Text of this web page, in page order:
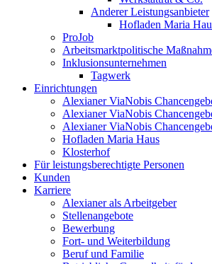
Anderer Leistungsanbieter
Hofladen Maria
ProJob
Arbeitsmarktpolitische
Inklusionsunternehmen
Tagwerk
Einrichtungen
Alexianer ViaNobis
Alexianer ViaNobis
Alexianer ViaNobis
Hofladen Maria Haus
Klosterhof
Für leistungsberechtigte Personen
Kunden
Karriere
Alexianer als Arbeitgeber
Stellenangebote
Bewerbung
Fort- und Weiterbildung
Beruf und Familie